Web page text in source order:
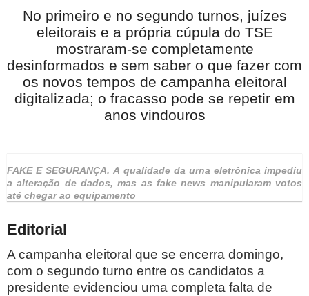
No primeiro e no segundo turnos, juízes
eleitorais e a própria cúpula do TSE
mostraram-se completamente
desinformados e sem saber o que fazer com
os novos tempos de campanha eleitoral
digitalizada; o fracasso pode se repetir em
anos vindouros
FAKE E SEGURANÇA. A qualidade da urna eletrônica impediu
a alteração de dados, mas as fake news manipularam votos
até chegar ao equipamento
Editorial
A campanha eleitoral que se encerra domingo,
com o segundo turno entre os candidatos a
presidente evidenciou uma completa falta de